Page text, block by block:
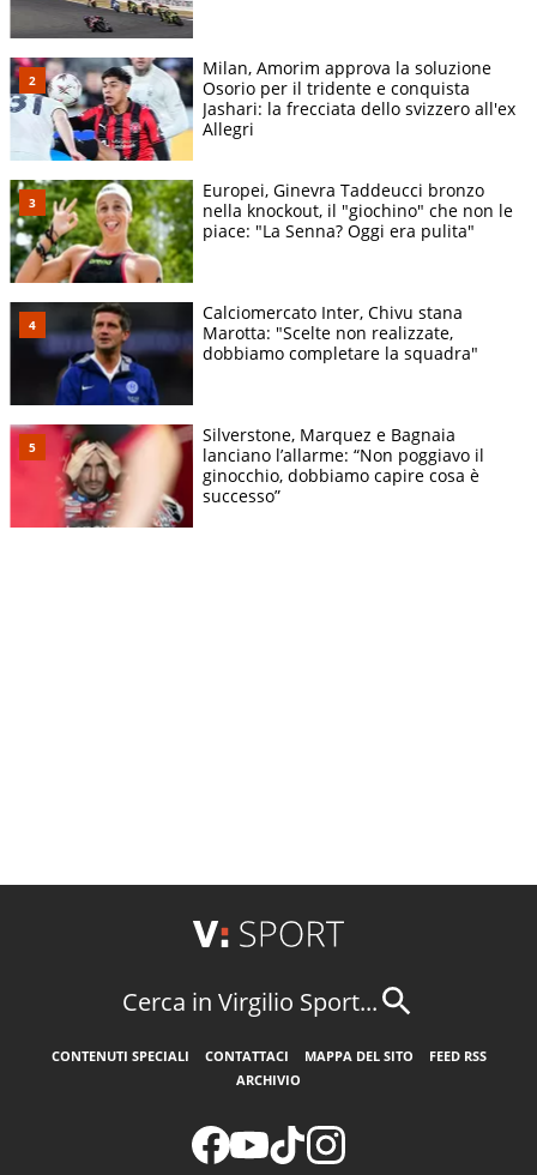
Milan, Amorim approva la soluzione
Osorio per il tridente e conquista
Jashari: la frecciata dello svizzero all'ex
Allegri
Europei, Ginevra Taddeucci bronzo
nella knockout, il "giochino" che non le
piace: "La Senna? Oggi era pulita"
Calciomercato Inter, Chivu stana
Marotta: "Scelte non realizzate,
dobbiamo completare la squadra"
Silverstone, Marquez e Bagnaia
lanciano l’allarme: “Non poggiavo il
ginocchio, dobbiamo capire cosa è
successo”
Cerca in Virgilio Sport...
CONTENUTI SPECIALI CONTATTACI MAPPA DEL SITO
FEED RSS
ARCHIVIO